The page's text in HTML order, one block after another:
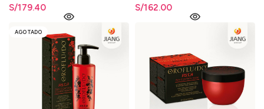
S/179.40 S/162.00
AGOTADO